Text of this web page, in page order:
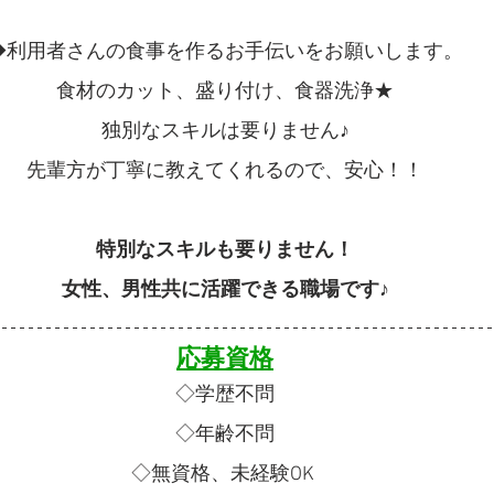
用者さんの食事を作るお手伝いをお願いします。
食材のカット、盛り付け、食器洗浄★
独別なスキルは要りません♪
先輩方が丁寧に教えてくれるので、安心！！
特別なスキルも要りません！
女性、男性共に活躍できる職場です♪
応募資格
◇学歴不問
◇年齢不問
◇無資格、未経験OK